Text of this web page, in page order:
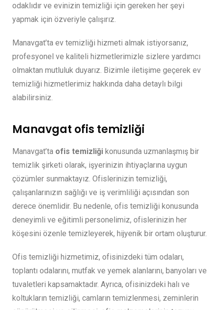
odaklıdır ve evinizin temizliği için gereken her şeyi
yapmak için özveriyle çalışırız.
Manavgat’ta ev temizliği hizmeti almak istiyorsanız,
profesyonel ve kaliteli hizmetlerimizle sizlere yardımcı
olmaktan mutluluk duyarız. Bizimle iletişime geçerek ev
temizliği hizmetlerimiz hakkında daha detaylı bilgi
alabilirsiniz.
Manavgat ofis temizliği
Manavgat’ta ofis temizliği konusunda uzmanlaşmış bir
temizlik şirketi olarak, işyerinizin ihtiyaçlarına uygun
çözümler sunmaktayız. Ofislerinizin temizliği,
çalışanlarınızın sağlığı ve iş verimliliği açısından son
derece önemlidir. Bu nedenle, ofis temizliği konusunda
deneyimli ve eğitimli personelimiz, ofislerinizin her
köşesini özenle temizleyerek, hijyenik bir ortam oluşturur.
Ofis temizliği hizmetimiz, ofisinizdeki tüm odaları,
toplantı odalarını, mutfak ve yemek alanlarını, banyoları ve
tuvaletleri kapsamaktadır. Ayrıca, ofisinizdeki halı ve
koltukların temizliği, camların temizlenmesi, zeminlerin